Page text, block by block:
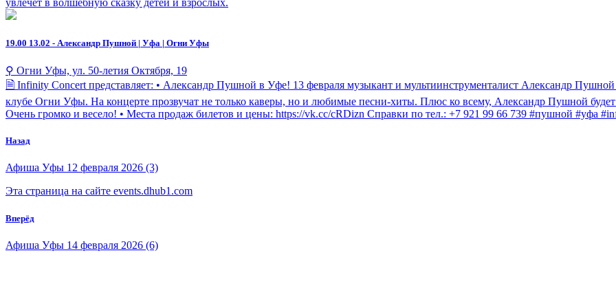
19.00 13.02 - Александр Пушной | Уфа | Огни Уфы
⚲ Огни Уфы, ул. 50-летия Октября, 19
🗎 Infinity Concert представляет: • Александр Пушной в Уфе! 13 февраля музыкант и мультиинструменталист Александр
клубе Огни Уфы. На концерте прозвучат не только каверы, но и любимые песни-хиты. Плюс ко всему, Александр Пушной будет
Очень громко и весело! • Места продаж билетов и цены: https://vk.cc/cRDizn Справки по тел.: +7 921 99 66 739 #пушной #уфа
Назад
Афиша Уфы 12 февраля 2026 (3)
Эта страница на сайте events.dhub1.com
Вперёд
Афиша Уфы 14 февраля 2026 (6)